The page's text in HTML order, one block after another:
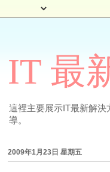
IT 最
這裡主要展示IT最新解決
導。
2009年1月23日 星期五